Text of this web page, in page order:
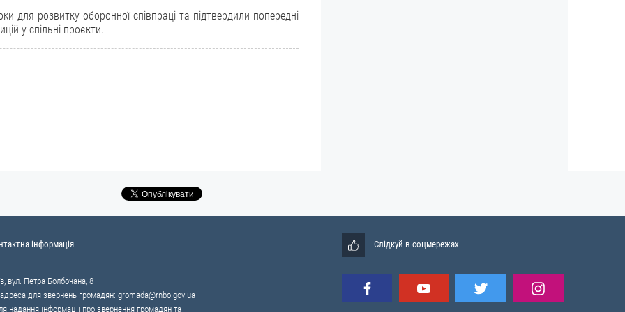
для розвитку оборонної співпраці та підтвердили попередні
у спільні проєкти.
інформація
вул. Петра Болбочана, 8
для звернень громадян: gromada@rnbo.gov.ua
надання інформації про звернення громадян та
Слідкуй в соцмережах